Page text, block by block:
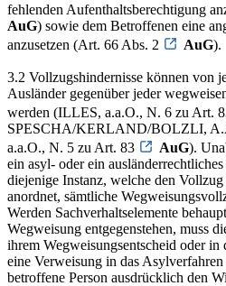
fehlenden Aufenthaltsberechtigung
AuG) sowie dem Betroffenen eine
anzusetzen (Art. 66 Abs. 2
AuG).
3.2 Vollzugshindernisse können von
Ausländer gegenüber jeder
werden (ILLES, a.a.O., N. 6 zu Art.
SPESCHA/KERLAND/BOLZLI,
a.a.O., N. 5 zu Art. 83
AuG).
ein asyl- oder ein
diejenige Instanz, welche den
anordnet, sämtliche
Werden Sachverhaltselemente
Wegweisung entgegenstehen, muss
ihrem Wegweisungsentscheid oder in
eine Verweisung in das
betroffene Person ausdrücklich den